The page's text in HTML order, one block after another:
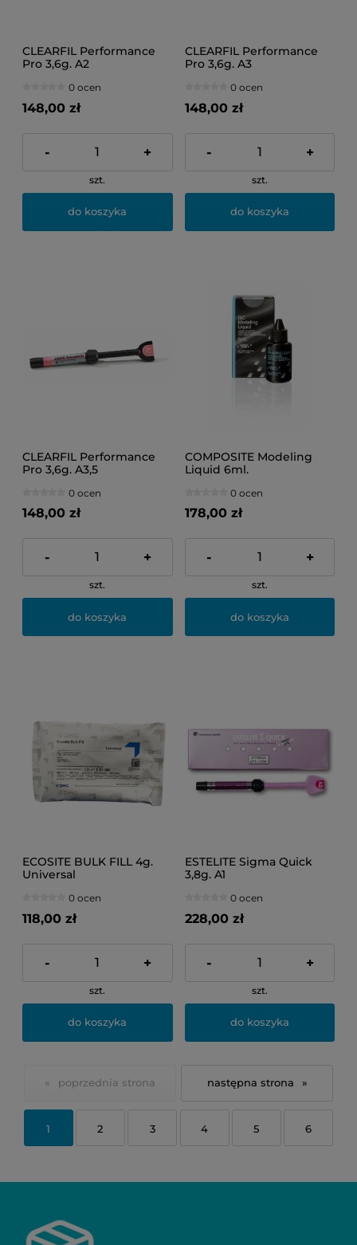
CLEARFIL Performance
Pro 3,6g. A2
0 ocen
148,00 zł
- +
szt.
do koszyka
CLEARFIL Performance
Pro 3,6g. A3
0 ocen
148,00 zł
- +
szt.
do koszyka
CLEARFIL Performance
Pro 3,6g. A3,5
0 ocen
148,00 zł
- +
szt.
do koszyka
COMPOSITE Modeling
Liquid 6ml.
0 ocen
178,00 zł
- +
szt.
do koszyka
ECOSITE BULK FILL 4g.
Universal
0 ocen
118,00 zł
- +
szt.
do koszyka
ESTELITE Sigma Quick
3,8g. A1
0 ocen
228,00 zł
- +
szt.
do koszyka
«
1 2 3 4 5 6
»